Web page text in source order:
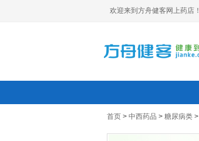
欢迎来到方舟健客网上药店！
首页 > 中西药品 > 糖尿病类 >